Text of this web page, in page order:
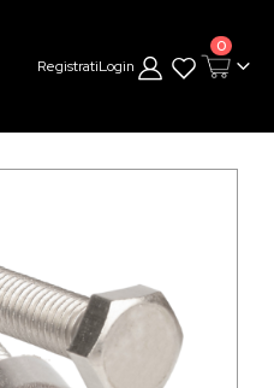
RegistratiLogin
Cart
0